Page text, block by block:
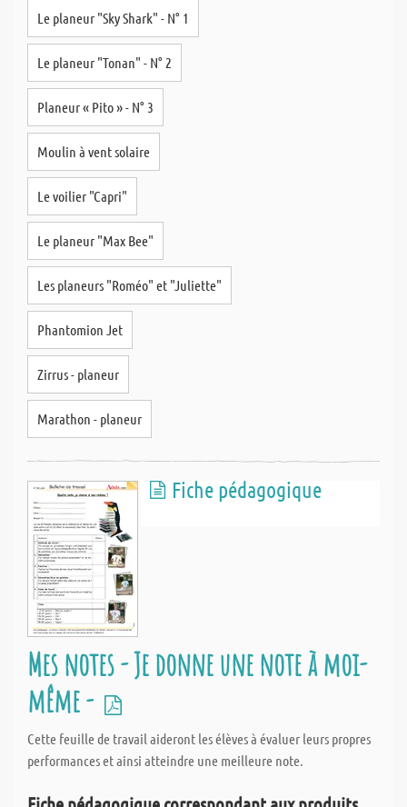
Le planeur "Sky Shark" - N° 1
Le planeur "Tonan" - N° 2
Planeur « Pito » - N° 3
Moulin à vent solaire
Le voilier "Capri"
Le planeur "Max Bee"
Les planeurs "Roméo" et "Juliette"
Phantomion Jet
Zirrus - planeur
Marathon - planeur
Fiche pédagogique
Mes notes - Je donne une note à moi-
même -
Cette feuille de travail aideront les élèves à évaluer leurs propres
performances et ainsi atteindre une meilleure note.